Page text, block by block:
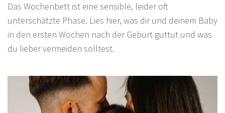
Das Wochenbett ist eine sensible, leider oft
unterschätzte Phase. Lies hier, was dir und deinem Baby
in den ersten Wochen nach der Geburt guttut und was
du lieber vermeiden solltest.